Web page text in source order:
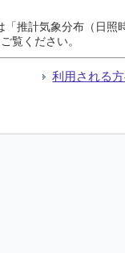
///
/// ///
///
/// ///
///
/// ///
///
/// ///
推計気象分布（日
覧ください。
利用される